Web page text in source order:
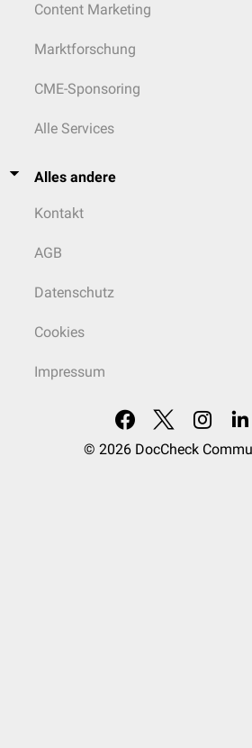
Content Marketing
Marktforschung
CME-Sponsoring
Alle Services
Alles andere
Kontakt
AGB
Datenschutz
Cookies
Impressum
© 2026 DocCheck